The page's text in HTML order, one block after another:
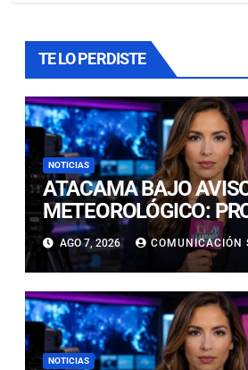
TE LO PERDISTE
NOTICIAS
ATACAMA BAJO
METEOROLÓGICO:
LLUVIAS E ISOTERMA
EN PRECORDILLERA Y
CORDILLERA
AGO 7, 2026 COMUNICACIÓN
NOTICIAS